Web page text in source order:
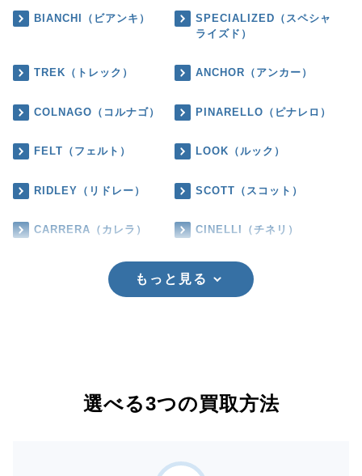
BIANCHI（ビアンキ）
SPECIALIZED（スペシャ
ライズド）
TREK（トレック） ANCHOR（アンカー）
COLNAGO（コルナゴ） PINARELLO（ピナレロ）
FELT（フェルト） LOOK（ルック）
RIDLEY（リドレー） SCOTT（スコット）
CARRERA（カレラ） CINELLI（チネリ）
もっと見る
選べる3つの買取方法